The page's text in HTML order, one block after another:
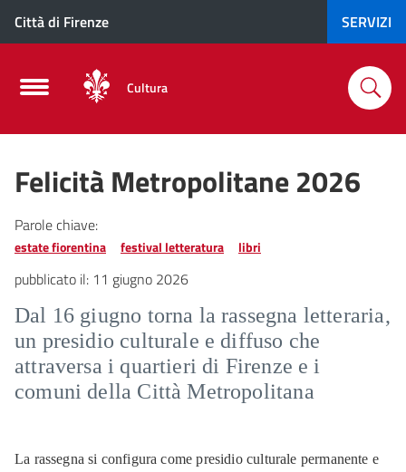
Città di Firenze SERVIZI
Cultura
Felicità Metropolitane 2026
Parole chiave:
estate fiorentina festival letteratura libri
pubblicato il: 11 giugno 2026
Dal 16 giugno torna la rassegna letteraria,
un presidio culturale e diffuso che
attraversa i quartieri di Firenze e i
comuni della Città Metropolitana
La rassegna si configura come presidio culturale permanente e